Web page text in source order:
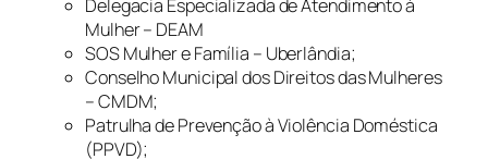
Delegacia Especializada de Atendimento à
Mulher – DEAM
SOS Mulher e Família – Uberlândia;
Conselho Municipal dos Direitos das Mulheres
– CMDM;
Patrulha de Prevenção à Violência Doméstica
(PPVD);